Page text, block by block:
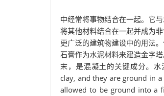
中经常将事物结合在一起。它
将其他材料结合在一起并成为
更广泛的建筑物建设中的用法
石膏作为水泥材料来建造金字
末，是混凝土的关键成分。
clay, and they are ground in
allowed to be ground into a